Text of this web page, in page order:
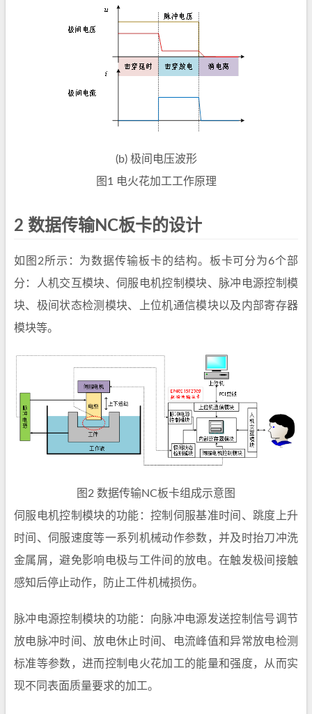
(b) 极间电压波形
图1 电火花加工工作原理
2 数据传输NC板卡的设计
如图2所示：为数据传输板卡的结构。板卡可分为6个部
分：人机交互模块、伺服电机控制模块、脉冲电源控制模
块、极间状态检测模块、上位机通信模块以及内部寄存器
模块等。
图2 数据传输NC板卡组成示意图
伺服电机控制模块的功能：控制伺服基准时间、跳度上升
时间、伺服速度等一系列机械动作参数，并及时抬刀冲洗
金属屑，避免影响电极与工件间的放电。在触发极间接触
感知后停止动作，防止工件机械损伤。
脉冲电源控制模块的功能：向脉冲电源发送控制信号调节
放电脉冲时间、放电休止时间、电流峰值和异常放电检测
标准等参数，进而控制电火花加工的能量和强度，从而实
现不同表面质量要求的加工。